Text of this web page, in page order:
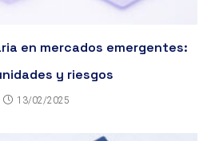
en mercados emergentes:
y riesgos
13/02/2025